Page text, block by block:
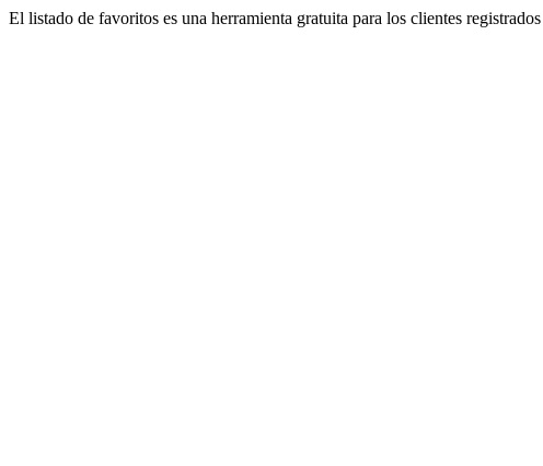
El listado de favoritos es una herramienta gratuita para los clientes